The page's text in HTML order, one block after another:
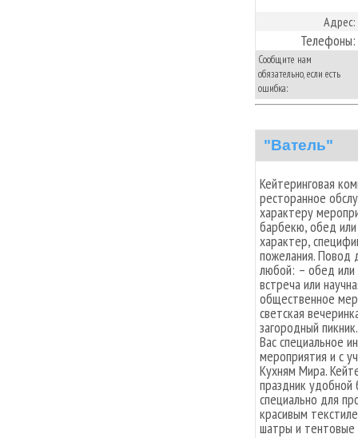
Адрес:
Телефоны:
Сообщите нам
обязательно, если есть
ошибка:
"Ватель"
Кейтеринговая
ресторанное
характеру
барбекю, обед
характер,
пожелания. Повод
любой: – обед или
встреча или
общественное
светская
загородный
Вас специальное
мероприятия и с
Кухням Мира.
праздник
специально для
красивым
шатры и тентовые